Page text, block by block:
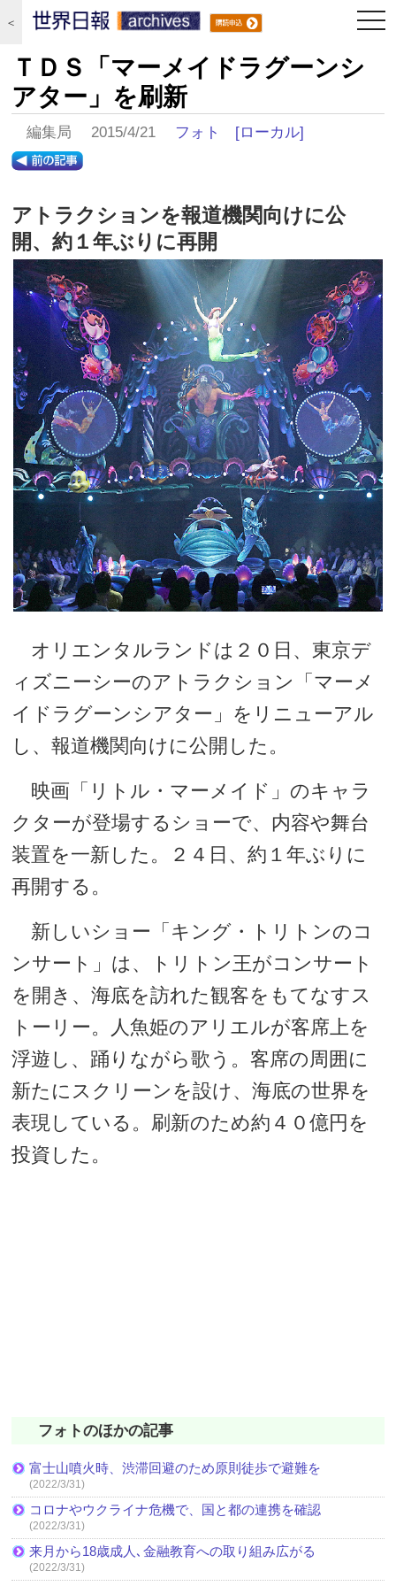
＜
ＴＤＳ「マーメイドラグーンシ
アター」を刷新
編集局 2015/4/21 フォト [ローカル]
アトラクションを報道機関向けに公
開、約１年ぶりに再開
オリエンタルランドは２０日、東京デ
ィズニーシーのアトラクション「マーメ
イドラグーンシアター」をリニューアル
し、報道機関向けに公開した。
映画「リトル・マーメイド」のキャラ
クターが登場するショーで、内容や舞台
装置を一新した。２４日、約１年ぶりに
再開する。
新しいショー「キング・トリトンのコ
ンサート」は、トリトン王がコンサート
を開き、海底を訪れた観客をもてなすス
トーリー。人魚姫のアリエルが客席上を
浮遊し、踊りながら歌う。客席の周囲に
新たにスクリーンを設け、海底の世界を
表現している。刷新のため約４０億円を
投資した。
フォトのほかの記事
富士山噴火時、渋滞回避のため原則徒歩で避難を
(2022/3/31)
コロナやウクライナ危機で、国と都の連携を確認
(2022/3/31)
来月から18歳成人､金融教育への取り組み広がる
(2022/3/31)